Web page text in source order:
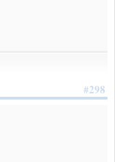
#298